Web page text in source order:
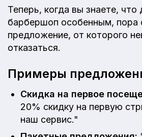
Теперь, когда вы знаете, что
барбершоп особенным, пора
предложение, от которого
отказаться.
Примеры
Скидка на первое
20% скидку на первую
наш сервис."